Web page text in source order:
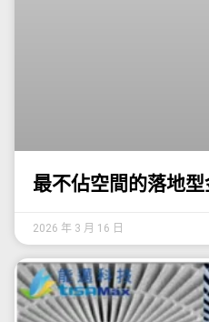
最不佔空間的落地
2026 年 3 月 16 日